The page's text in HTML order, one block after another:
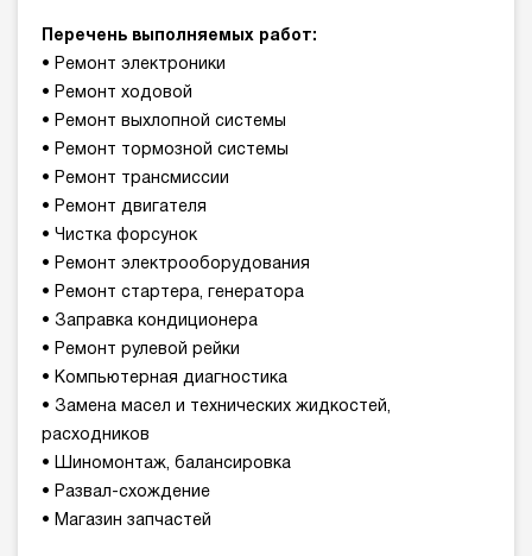
Перечень выполняемых работ:
• Ремонт электроники
• Ремонт ходовой
• Ремонт выхлопной системы
• Ремонт тормозной системы
• Ремонт трансмиссии
• Ремонт двигателя
• Чистка форсунок
• Ремонт электрооборудования
• Ремонт стартера, генератора
• Заправка кондиционера
• Ремонт рулевой рейки
• Компьютерная диагностика
• Замена масел и технических жидкостей,
расходников
• Шиномонтаж, балансировка
• Развал-схождение
• Магазин запчастей